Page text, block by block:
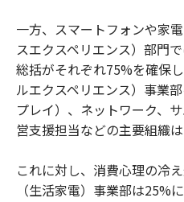
一方、スマートフォンや家
スエクスペリエンス）部門
総括がそれぞれ75%を確保
ルエクスペリエンス）事業
プレイ）、ネットワーク、
営支援担当などの主要組織
これに対し、消費心理の冷
（生活家電）事業部は25%